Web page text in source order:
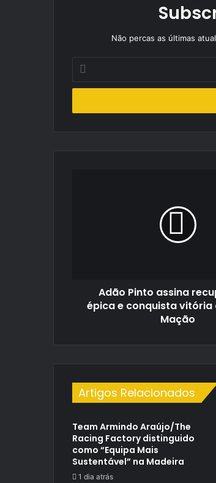
Não percas as últimas
seu
de
Adão Pinto assina
épica e conquista vitória
Mação
Artigos Relacionados
Team Armindo Araújo/The
Racing Factory distinguido
como “Equipa Mais
Sustentável” na Madeira
1 dia atrás